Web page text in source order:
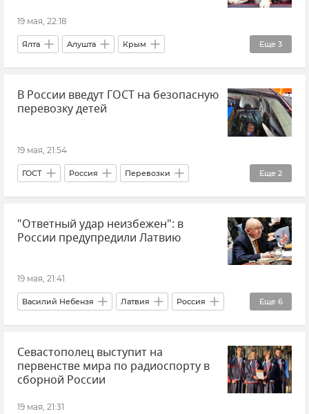
19 мая, 22:18
Еще 3
Ялта Алушта Крым
Отдых в Крыму Туризм в Крыму
Рейтинг
В России введут ГОСТ на безопасную
перевозку детей
19 мая, 21:54
Еще 2
ГОСТ Россия Перевозки
Новости дети
"Ответный удар неизбежен": в
России предупредили Латвию
19 мая, 21:41
Еще 6
Василий Небензя Латвия Россия
Безопасность В мире
Беспилотник (БПЛА, дрон) Новости
ООН Совет безопасности ООН
Севастополец выступит на
первенстве мира по радиоспорту в
сборной России
19 мая, 21:31